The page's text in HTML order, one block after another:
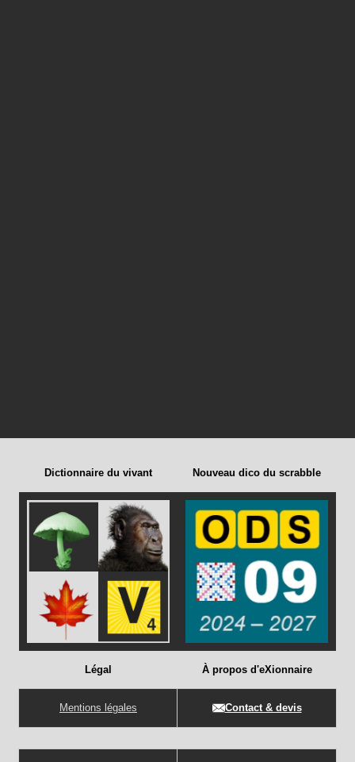
Dictionnaire du vivant Nouveau dico du scrabble
Légal
Mentions légales
À propos d'eXionnaire
Contact & devis